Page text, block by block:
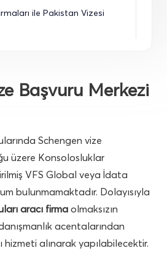
ile Pakistan Vizesi
Başvuru Merkezi
Schengen vize
üzere Konsolosluklar
VFS Global veya İdata
bulunmamaktadır. Dolayısıyla
aracı firma olmaksızın
acentalarından
hizmeti alınarak yapılabilecektir.